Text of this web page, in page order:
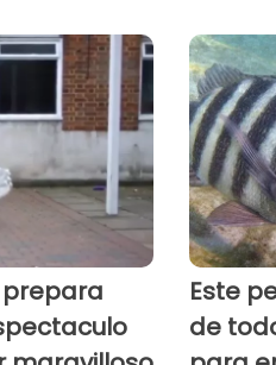
prepara
Este
de